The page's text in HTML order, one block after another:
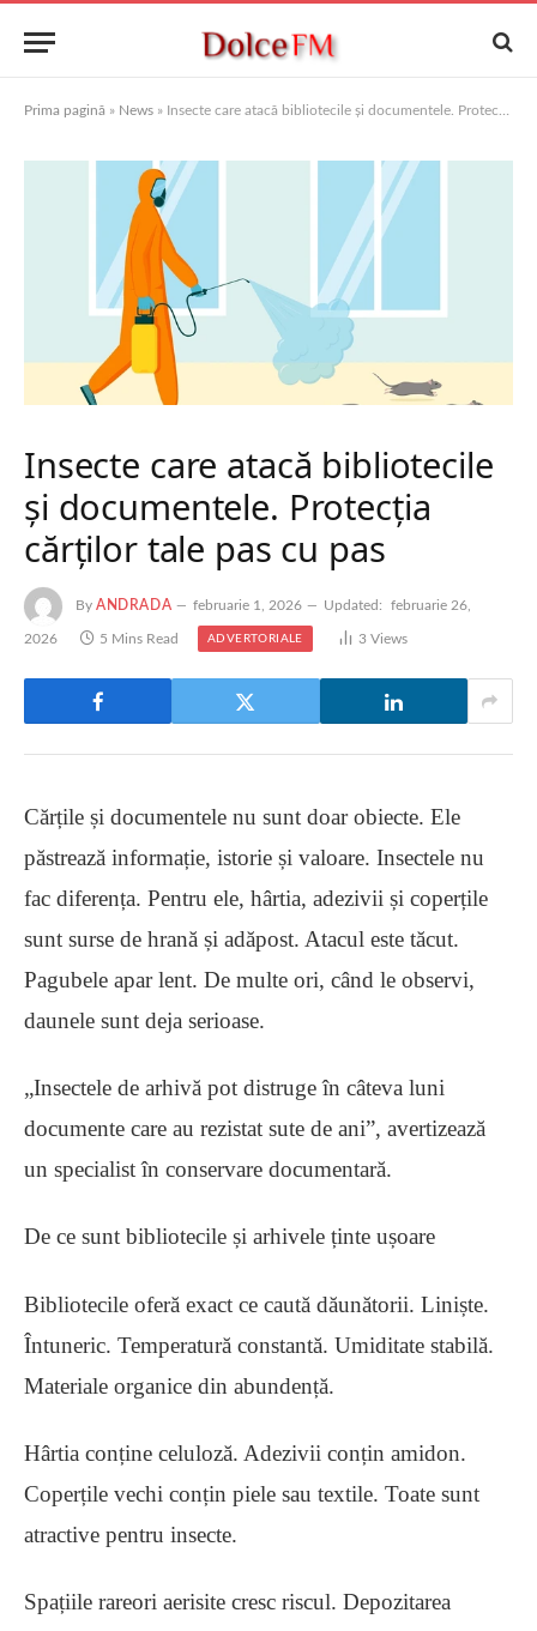
Prima pagină » News » Insecte care atacă bibliotecile și documentele. Protecția cărților tale pas cu pas
Insecte care atacă bibliotecile
și documentele. Protecția
cărților tale pas cu pas
By ANDRADA februarie 1, 2026 Updated: februarie 26,
2026 5 Mins Read ADVERTORIALE 3 Views
Cărțile și documentele nu sunt doar obiecte. Ele
păstrează informație, istorie și valoare. Insectele nu
fac diferența. Pentru ele, hârtia, adezivii și coperțile
sunt surse de hrană și adăpost. Atacul este tăcut.
Pagubele apar lent. De multe ori, când le observi,
daunele sunt deja serioase.
„Insectele de arhivă pot distruge în câteva luni
documente care au rezistat sute de ani”, avertizează
un specialist în conservare documentară.
De ce sunt bibliotecile și arhivele ținte ușoare
Bibliotecile oferă exact ce caută dăunătorii. Liniște.
Întuneric. Temperatură constantă. Umiditate stabilă.
Materiale organice din abundență.
Hârtia conține celuloză. Adezivii conțin amidon.
Coperțile vechi conțin piele sau textile. Toate sunt
atractive pentru insecte.
Spațiile rareori aerisite cresc riscul. Depozitarea